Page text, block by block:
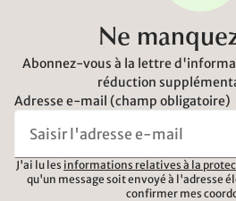
Ne
Abonnez-vous à la lettre
réduction
Adresse e-mail (champ obligatoire)
J'ai lu les informations relatives à la
qu'un message soit envoyé à l'adresse
confirmer mes